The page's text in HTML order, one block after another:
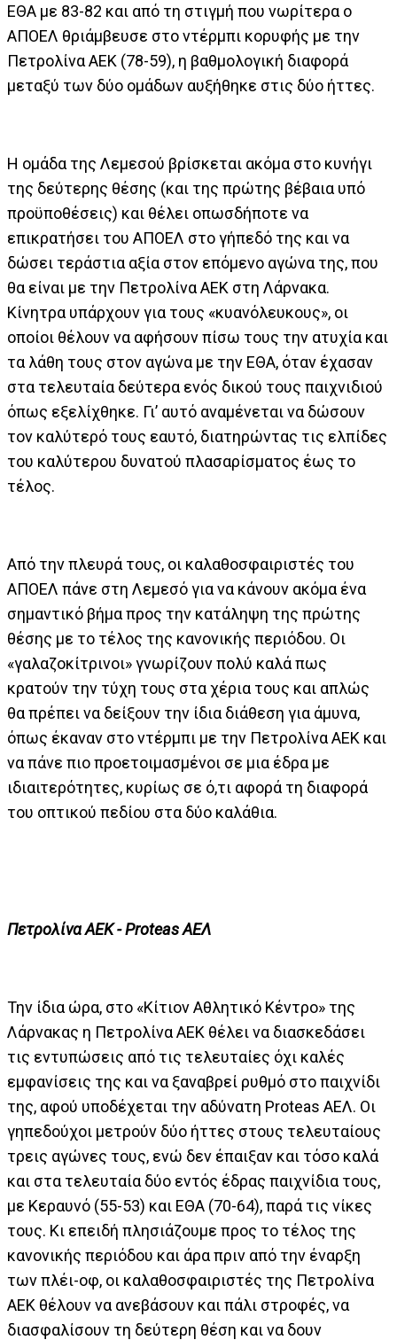
ΕΘΑ με 83-82 και από τη στιγμή που νωρίτερα ο
ΑΠΟΕΛ θριάμβευσε στο ντέρμπι κορυφής με την
Πετρολίνα ΑΕΚ (78-59), η βαθμολογική διαφορά
μεταξύ των δύο ομάδων αυξήθηκε στις δύο ήττες.
Η ομάδα της Λεμεσού βρίσκεται ακόμα στο κυνήγι
της δεύτερης θέσης (και της πρώτης βέβαια υπό
προϋποθέσεις) και θέλει οπωσδήποτε να
επικρατήσει του ΑΠΟΕΛ στο γήπεδό της και να
δώσει τεράστια αξία στον επόμενο αγώνα της, που
θα είναι με την Πετρολίνα ΑΕΚ στη Λάρνακα.
Κίνητρα υπάρχουν για τους «κυανόλευκους», οι
οποίοι θέλουν να αφήσουν πίσω τους την ατυχία και
τα λάθη τους στον αγώνα με την ΕΘΑ, όταν έχασαν
στα τελευταία δεύτερα ενός δικού τους παιχνιδιού
όπως εξελίχθηκε. Γι’ αυτό αναμένεται να δώσουν
τον καλύτερό τους εαυτό, διατηρώντας τις ελπίδες
του καλύτερου δυνατού πλασαρίσματος έως το
τέλος.
Από την πλευρά τους, οι καλαθοσφαιριστές του
ΑΠΟΕΛ πάνε στη Λεμεσό για να κάνουν ακόμα ένα
σημαντικό βήμα προς την κατάληψη της πρώτης
θέσης με το τέλος της κανονικής περιόδου. Οι
«γαλαζοκίτρινοι» γνωρίζουν πολύ καλά πως
κρατούν την τύχη τους στα χέρια τους και απλώς
θα πρέπει να δείξουν την ίδια διάθεση για άμυνα,
όπως έκαναν στο ντέρμπι με την Πετρολίνα ΑΕΚ και
να πάνε πιο προετοιμασμένοι σε μια έδρα με
ιδιαιτερότητες, κυρίως σε ό,τι αφορά τη διαφορά
του οπτικού πεδίου στα δύο καλάθια.
Πετρολίνα ΑΕΚ - Proteas ΑΕΛ
Την ίδια ώρα, στο «Κίτιον Αθλητικό Κέντρο» της
Λάρνακας η Πετρολίνα ΑΕΚ θέλει να διασκεδάσει
τις εντυπώσεις από τις τελευταίες όχι καλές
εμφανίσεις της και να ξαναβρεί ρυθμό στο παιχνίδι
της, αφού υποδέχεται την αδύνατη Proteas ΑΕΛ. Οι
γηπεδούχοι μετρούν δύο ήττες στους τελευταίους
τρεις αγώνες τους, ενώ δεν έπαιξαν και τόσο καλά
και στα τελευταία δύο εντός έδρας παιχνίδια τους,
με Κεραυνό (55-53) και ΕΘΑ (70-64), παρά τις νίκες
τους. Κι επειδή πλησιάζουμε προς το τέλος της
κανονικής περιόδου και άρα πριν από την έναρξη
των πλέι-οφ, οι καλαθοσφαιριστές της Πετρολίνα
ΑΕΚ θέλουν να ανεβάσουν και πάλι στροφές, να
διασφαλίσουν τη δεύτερη θέση και να δουν